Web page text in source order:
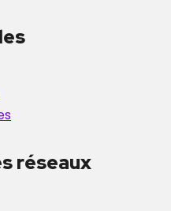
réseaux